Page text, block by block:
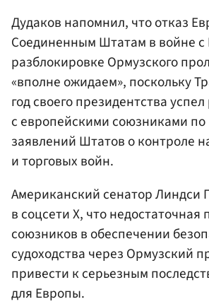
Дудаков напомнил, что отказ
Соединенным Штатам в войне
разблокировке Ормузского
«вполне ожидаем», поскольку
год своего президентства
с европейскими союзниками
заявлений Штатов о контроле
и торговых войн.
Американский сенатор Линдси
в соцсети X, что
союзников в обеспечении
судоходства через Ормузский
привести к серьезным
для Европы.